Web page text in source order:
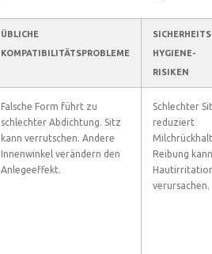
ÜBLICHE
KOMPATIBILITÄTSPROBLEME
HYGIENE-
RISIKEN
Falsche Form führt zu
schlechter Abdichtung. Sitz
kann verrutschen. Andere
Innenwinkel verändern den
Anlegeeffekt.
Schlechter
reduziert
Reibung kann
verursachen.